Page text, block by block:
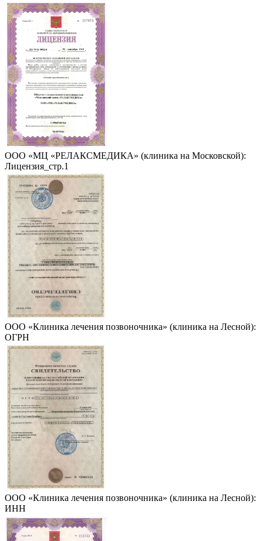
ООО «МЦ «РЕЛАКСМЕДИКА» (клиника на Московской):
Лицензия_стр.1
ООО «Клиника лечения позвоночника» (клиника на Лесной):
ОГРН
ООО «Клиника лечения позвоночника» (клиника на Лесной):
ИНН